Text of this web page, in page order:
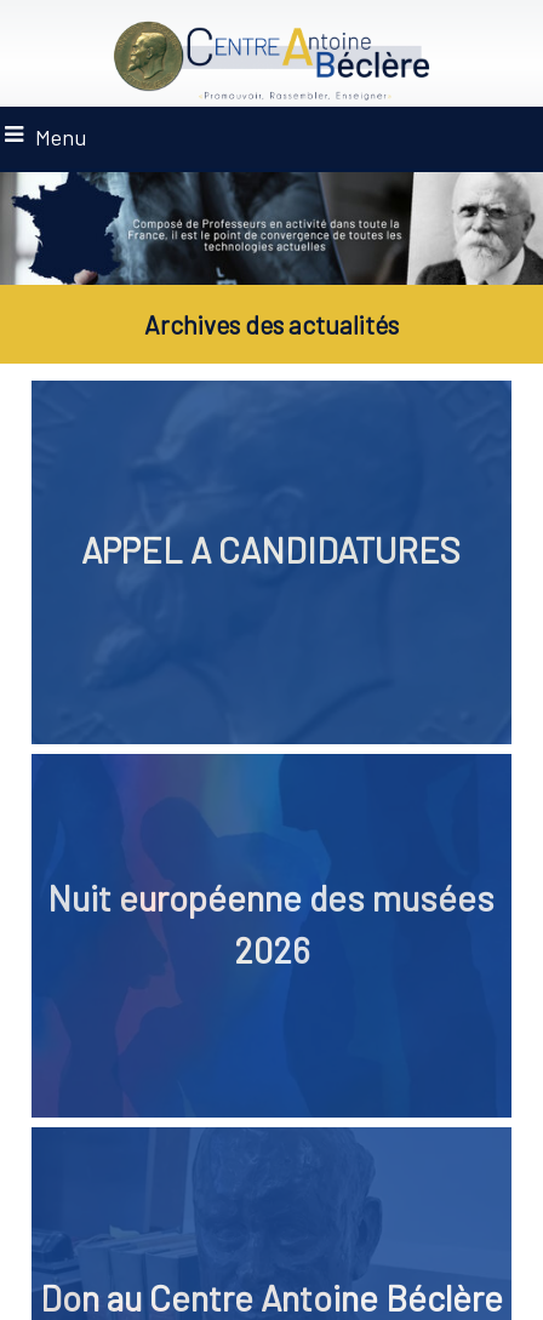
Menu
Archives des actualités
APPEL A CANDIDATURES
Nuit européenne des musées
2026
Don au Centre Antoine Béclère